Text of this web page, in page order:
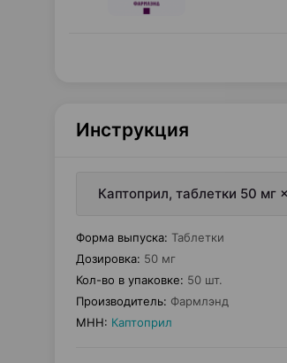
Инструкция
Каптоприл, таблетки 50
Форма выпуска: Таблетки
Дозировка: 50 мг
Кол-во в упаковке: 50 шт.
Производитель: Фармлэнд
МНН: Каптоприл